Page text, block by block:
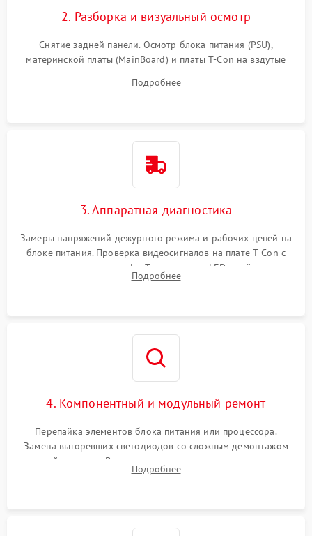
2. Разборка и визуальный осмотр
Снятие задней панели. Осмотр блока питания (PSU),
материнской платы (MainBoard) и платы T-Con на вздутые
Проверка надежности фиксации и целостности шлейфов.
Подробнее
3. Аппаратная диагностика
Замеры напряжений дежурного режима и рабочих цепей на
блоке питания. Проверка видеосигналов на плате T-Con с
помощью осциллографа. Тестирование LED-драйвера и
светодиодных планок подсветки мультиметром.
Подробнее
4. Компонентный и модульный ремонт
Перепайка элементов блока питания или процессора.
Замена выгоревших светодиодов со сложным демонтажом
хрупкой матрицы. Восстановление поврежденных дорожек,
прошивка микросхем памяти EEPROM
Подробнее